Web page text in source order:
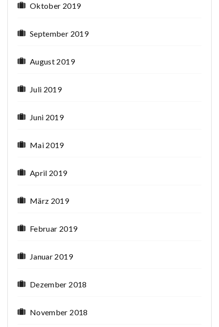
Oktober 2019
September 2019
August 2019
Juli 2019
Juni 2019
Mai 2019
April 2019
März 2019
Februar 2019
Januar 2019
Dezember 2018
November 2018